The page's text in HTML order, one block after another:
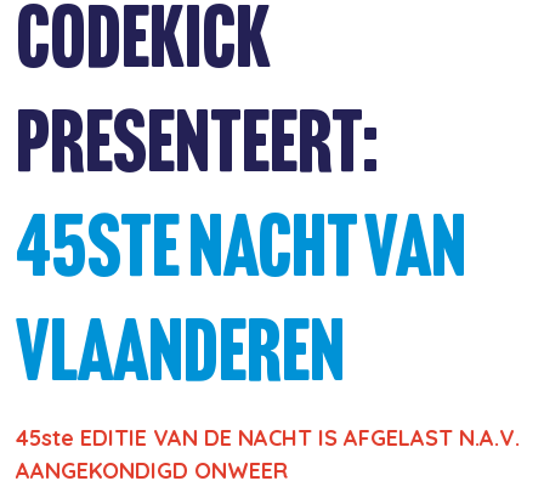
CODEKICK
PRESENTEERT:
45ste NACHT VAN
VLAANDEREN
45ste EDITIE VAN DE NACHT IS AFGELAST N.A.V.
AANGEKONDIGD ONWEER